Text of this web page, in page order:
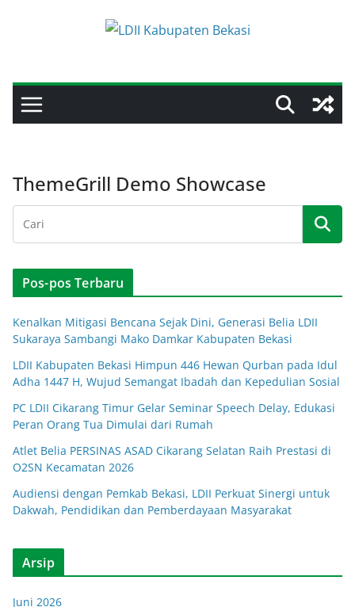
ThemeGrill Demo Showcase
Pos-pos Terbaru
Kenalkan Mitigasi Bencana Sejak Dini, Generasi Belia LDII
Sukaraya Sambangi Mako Damkar Kabupaten Bekasi
LDII Kabupaten Bekasi Himpun 446 Hewan Qurban pada Idul
Adha 1447 H, Wujud Semangat Ibadah dan Kepedulian Sosial
PC LDII Cikarang Timur Gelar Seminar Speech Delay, Edukasi
Peran Orang Tua Dimulai dari Rumah
Atlet Belia PERSINAS ASAD Cikarang Selatan Raih Prestasi di
O2SN Kecamatan 2026
Audiensi dengan Pemkab Bekasi, LDII Perkuat Sinergi untuk
Dakwah, Pendidikan dan Pemberdayaan Masyarakat
Arsip
Juni 2026